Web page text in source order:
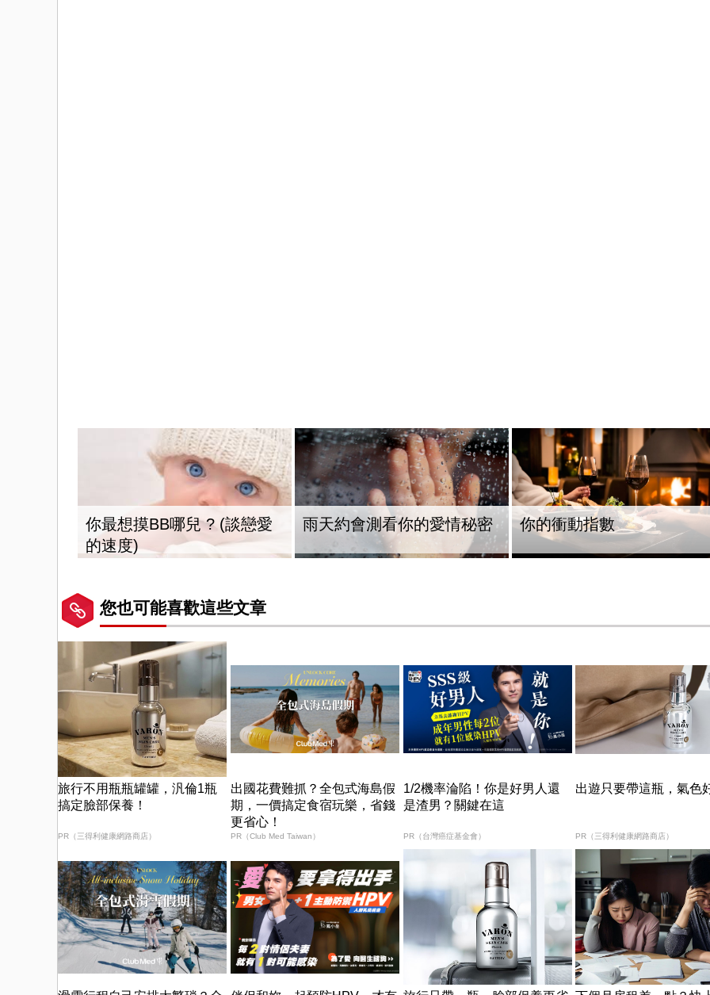
你最想摸BB哪兒 ? (談戀愛
的速度)
雨天約會測看你的愛情秘密 你的衝動指數
您也可能喜歡這些文章
旅行不用瓶瓶罐罐，汎倫1瓶
搞定臉部保養！
PR（三得利健康網路商店）
出國花費難抓？全包式海島假
期，一價搞定食宿玩樂，省錢
更省心！
PR（Club Med Taiwan）
1/2機率淪陷！你是好男人還
是渣男？關鍵在這
PR（台灣癌症基金會）
出遊只要帶這瓶，氣色
PR（三得利健康網路商店）